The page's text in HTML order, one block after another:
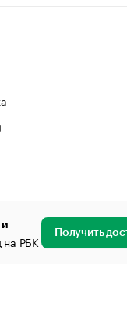
на РБК Получить